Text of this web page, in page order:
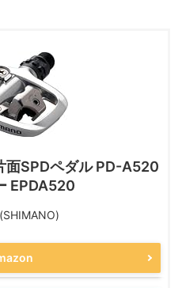
面SPDペダル PD-A520
EPDA520